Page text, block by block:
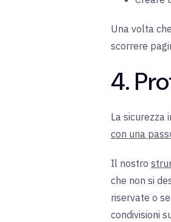
Una volta
scorrere
4.
La sicurezza
con una
Il nostro
che non si
riservate o
condivisioni